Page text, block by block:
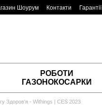
Шоурум Контакти Гарантії
РОБОТИ
ГАЗОНОКОСАРКИ
Здоров'я - Withings | CES 2023